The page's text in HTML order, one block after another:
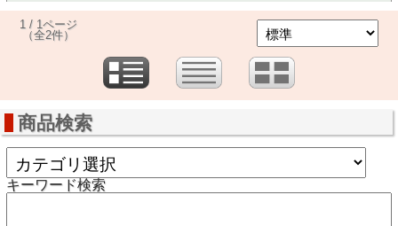
1 / 1ページ
（全2件）
商品検索
キーワード検索